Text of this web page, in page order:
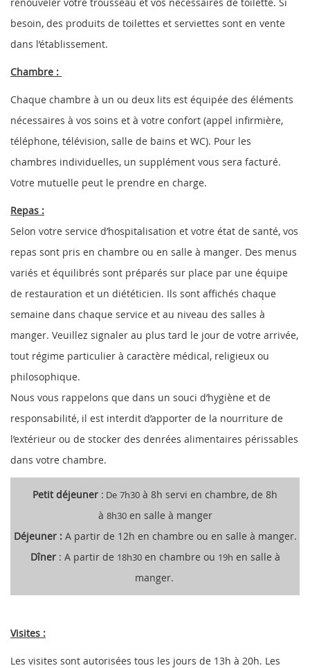
besoin, des produits de toilettes et serviettes sont en vente
dans l’établissement.
Chambre :
Chaque chambre à un ou deux lits est équipée des éléments
nécessaires à vos soins et à votre confort (appel infirmière,
téléphone, télévision, salle de bains et WC). Pour les
chambres individuelles, un supplément vous sera facturé.
Votre mutuelle peut le prendre en charge.
Repas :
Selon votre service d’hospitalisation et votre état de santé, vos
repas sont pris en chambre ou en salle à manger. Des menus
variés et équilibrés sont préparés sur place par une équipe
de restauration et un diététicien. Ils sont affichés chaque
semaine dans chaque service et au niveau des salles à
manger. Veuillez signaler au plus tard le jour de votre arrivée,
tout régime particulier à caractère médical, religieux ou
philosophique.
Nous vous rappelons que dans un souci d’hygiène et de
responsabilité, il est interdit d’apporter de la nourriture de
l’extérieur ou de stocker des denrées alimentaires périssables
dans votre chambre.
Petit déjeuner : De 7h30 à 8h servi en chambre, de 8h
à 8h30 en salle à manger
Déjeuner :A partir de 12h en chambre ou en salle à manger.
Dîner: A partir de 18h30 en chambre ou 19h en salle à
manger.
Visites :
Les visites sont autorisées tous les jours de 13h à 20h. Les